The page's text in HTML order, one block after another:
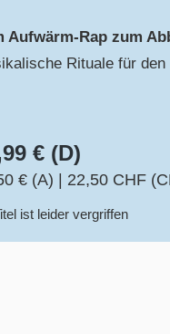
Aufwärm-Rap zum
Rituale für
€ (D)
€ (A) 22,50 CHF
ist leider vergriffen